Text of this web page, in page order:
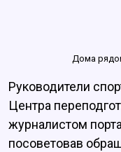
Дома
Руководители
Центра
журналистом
посоветовав